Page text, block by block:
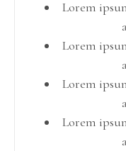
Lorem
Lorem
Lorem
Lorem